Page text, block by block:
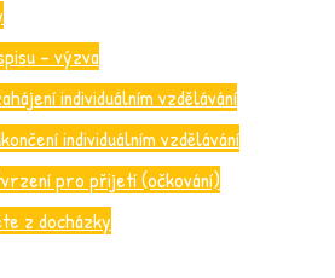
– výzva
individuálním vzdělávání
individuálním vzdělávání
pro přijetí (očkování)
z docházky